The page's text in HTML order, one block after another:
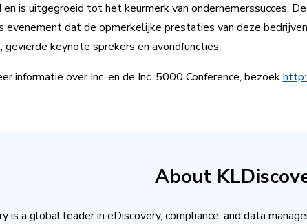
en is uitgegroeid tot het keurmerk van ondernemerssucces.
evenement dat de opmerkelijke prestaties van deze
gevierde keynote sprekers en avondfuncties.
informatie over Inc. en de Inc. 5000 Conference, bezoek
About
is a global leader in eDiscovery, compliance, and data